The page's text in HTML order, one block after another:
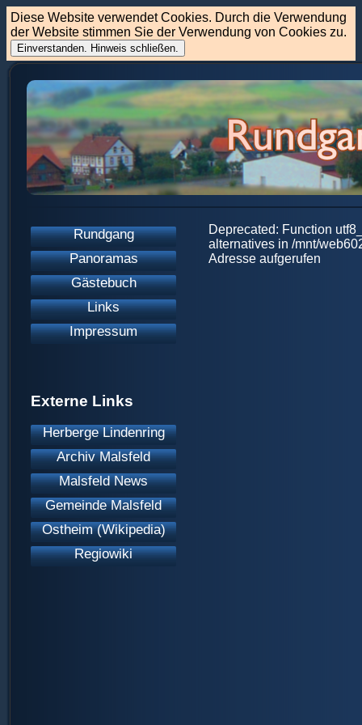
Diese Website verwendet Cookies. Durch die Verwendung
der Website stimmen Sie der Verwendung von Cookies zu.
Einverstanden. Hinweis schließen.
Rundgang
Panoramas
Gästebuch
Links
Impressum
Externe Links
Herberge Lindenring
Archiv Malsfeld
Malsfeld News
Gemeinde Malsfeld
Ostheim (Wikipedia)
Regiowiki
Deprecated: Function
alternatives in /mnt/
Adresse aufgerufen